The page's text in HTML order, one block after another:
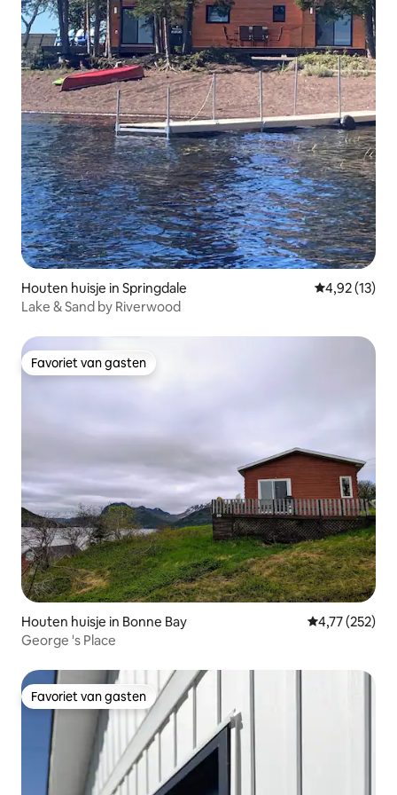
Houten huisje in Springdale Gemiddelde
4,92 (13)
Lake & Sand by Riverwood
Favoriet van gasten
Favoriet van gasten
Houten huisje in Bonne Bay Gemiddelde
4,77 (252)
George 's Place
Favoriet van gasten
Favoriet van gasten